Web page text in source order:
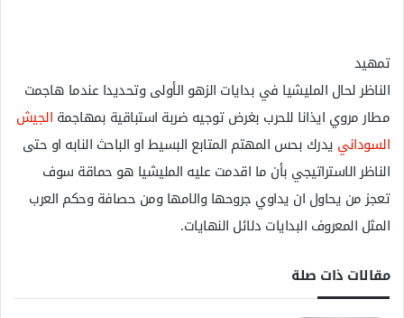
تمهيد
الناظر لحال المليشيا في بدايات الزهو الأولى وتحديدا عندما هاجمت
مطار مروي ايذانا للحرب بغرض توجيه ضربة استباقية بمهاجمة الجيش
السوداني يدرك بحس المهتم المتابع البسيط او الباحث النابه او حتى
الناظر الاستراتيجي بأن ما اقدمت عليه المليشيا هو حماقة سوف
تعجز من يحاول ان يداوي جروحها والامها ومن حصافة وحكم العرب
المثل المعروف البدايات دلائل النهايات.
مقالات ذات صلة